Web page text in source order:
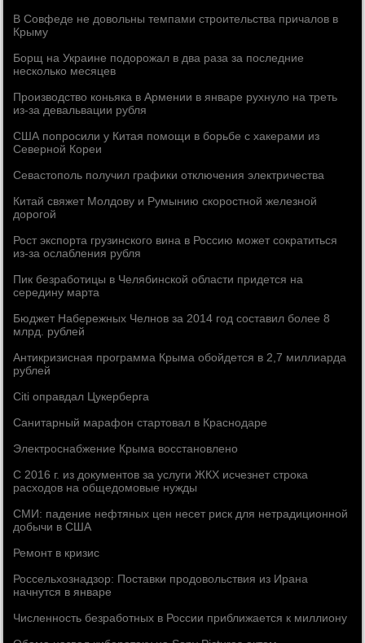
В Совфеде не довольны темпами строительства причалов в
Крыму
Борщ на Украине подорожал в два раза за последние
несколько месяцев
Производство коньяка в Армении в январе рухнуло на треть
из-за девальвации рубля
США попросили у Китая помощи в борьбе с хакерами из
Северной Кореи
Севастополь получил графики отключения электричества
Китай свяжет Молдову и Румынию скоростной железной
дорогой
Рост экспорта грузинского вина в Россию может сократиться
из-за ослабления рубля
Пик безработицы в Челябинской области придется на
середину марта
Бюджет Набережных Челнов за 2014 год составил более 8
млрд. рублей
Антикризисная программа Крыма обойдется в 2,7 миллиарда
рублей
Citi оправдал Цукерберга
Санитарный марафон стартовал в Краснодаре
Электроснабжение Крыма восстановлено
С 2016 г. из документов за услуги ЖКХ исчезнет строка
расходов на общедомовые нужды
СМИ: падение нефтяных цен несет риск для нетрадиционной
добычи в США
Ремонт в кризис
Россельхознадзор: Поставки продовольствия из Ирана
начнутся в январе
Численность безработных в России приближается к миллиону